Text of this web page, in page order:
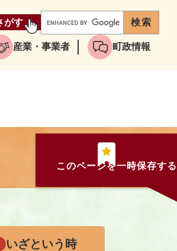
このページを一時保存する
がす
産業・事業者 町政情報
いざという時